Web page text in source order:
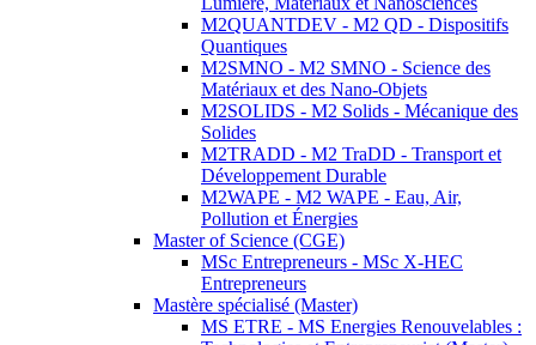
M2QUANTDEV - M2 QD - Dispositifs
Quantiques
M2SMNO - M2 SMNO - Science des
Matériaux et des Nano-Objets
M2SOLIDS - M2 Solids - Mécanique des
Solides
M2TRADD - M2 TraDD - Transport et
Développement Durable
M2WAPE - M2 WAPE - Eau, Air,
Pollution et Énergies
Master of Science (CGE)
MSc Entrepreneurs - MSc X-HEC
Entrepreneurs
Mastère spécialisé (Master)
MS ETRE - MS Energies Renouvelables :